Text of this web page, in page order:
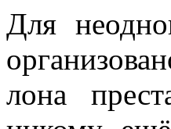
Для
лона